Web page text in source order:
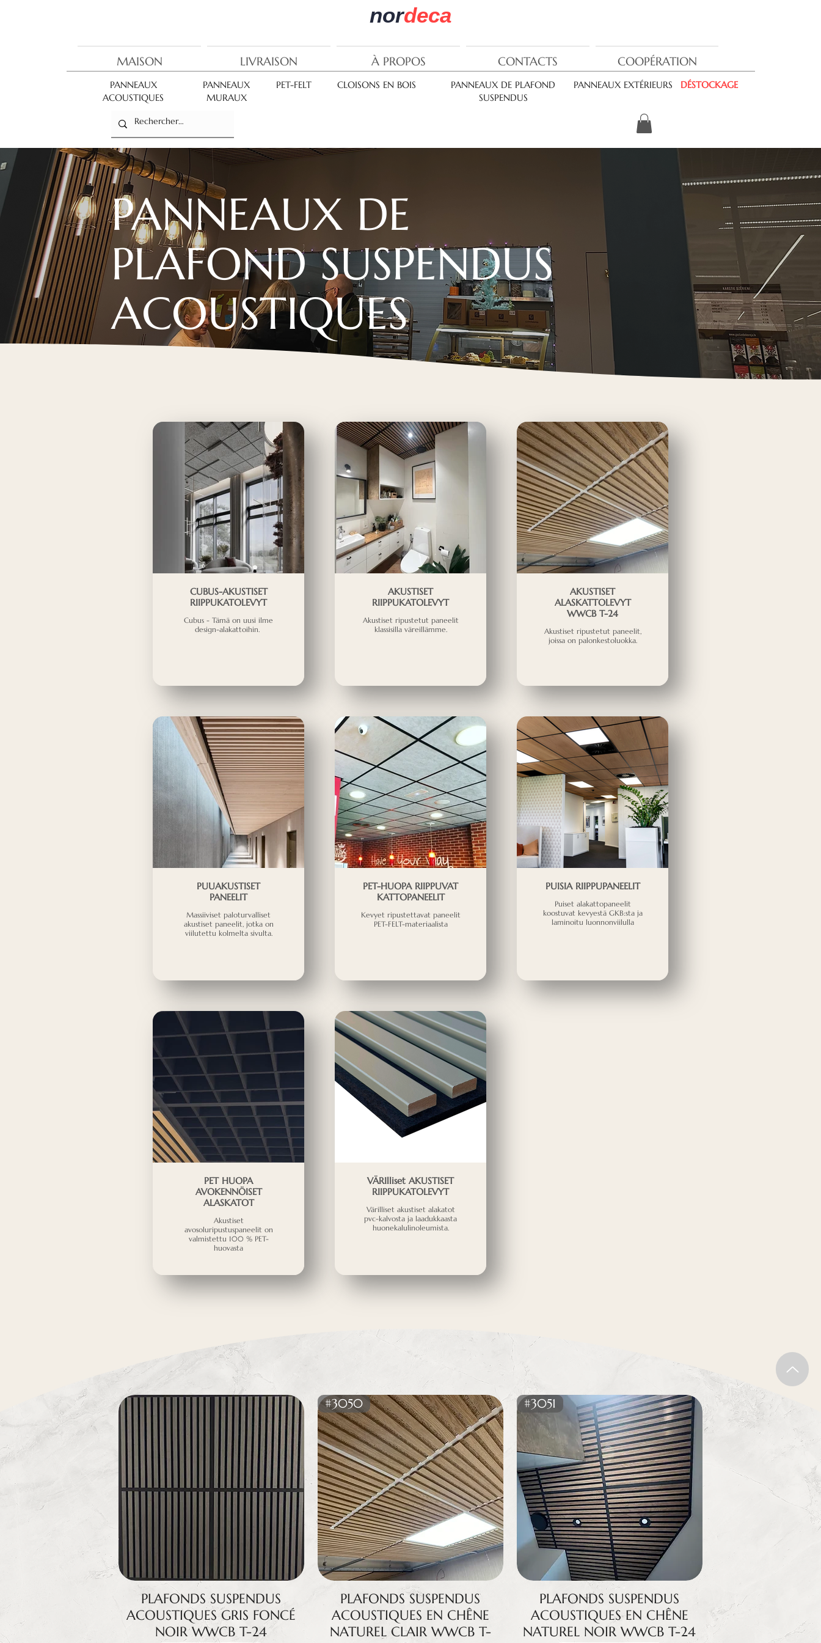
nordeca
MAISON LIVRAISON À PROPOS CONTACTS COOPÉRATION
PANNEAUX
ACOUSTIQUES
PANNEAUX
MURAUX
PET-FELT CLOISONS EN BOIS
PANNEAUX DE PLAFOND
SUSPENDUS
PANNEAUX EXTÉRIEURS DÉSTOCKAGE
PANNEAUX DE
PLAFOND SUSPENDUS
ACOUSTIQUES
CUBUS-AKUSTISET
RIIPPUKATOLEVYT
Cubus - Tämä on uusi ilme
design-alakattoihin.
AKUSTISET
RIIPPUKATOLEVYT
Akustiset ripustetut paneelit
klassisilla väreillämme.
AKUSTISET
ALASKATTOLEVYT
WWCB T-24
Akustiset ripustetut paneelit,
joissa on palonkestoluokka.
PUUAKUSTISET
PANEELIT
Massiiviset paloturvalliset
akustiset paneelit, jotka on
viilutettu kolmelta sivulta.
PET-HUOPA RIIPPUVAT
KATTOPANEELIT
Kevyet ripustettavat paneelit
PET-FELT-materiaalista
PUISIA RIIPPUPANEELIT
Puiset alakattopaneelit
koostuvat kevyestä GKB:sta ja
laminoitu luonnonviilulla
PET HUOPA
AVOKENNÖISET
ALASKATOT
Akustiset
avosoluripustuspaneelit on
valmistettu 100 % PET-
huovasta
VÄRIlliset AKUSTISET
RIIPPUKATOLEVYT
Värilliset akustiset alakatot
pvc-kalvosta ja laadukkaasta
huonekalulinoleumista.
PLAFONDS SUSPENDUS
ACOUSTIQUES GRIS FONCÉ
NOIR WWCB T-24
#3050
PLAFONDS SUSPENDUS
ACOUSTIQUES EN CHÊNE
NATUREL CLAIR WWCB T-
#3051
PLAFONDS SUSPENDUS
ACOUSTIQUES EN CHÊNE
NATUREL NOIR WWCB T-24